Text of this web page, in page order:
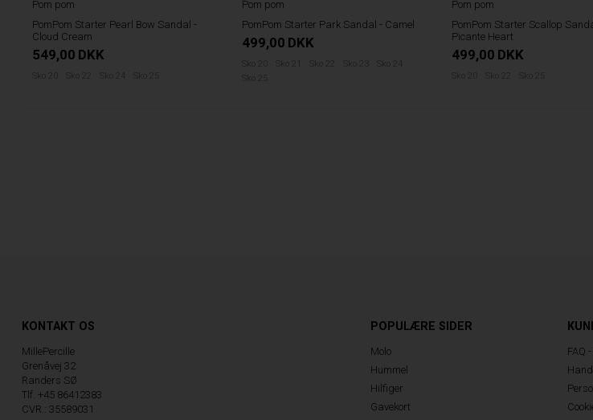
Pom pom
PomPom Starter Pearl Bow Sandal -
Cloud Cream
549,00 DKK
Sko 20 Sko 22 Sko 24 Sko 25
Pom pom
PomPom Starter Park Sandal - Camel
499,00 DKK
Sko 20 Sko 21 Sko 22 Sko 23
Sko 24
Sko 25
Pom pom
PomPom Starter Scallop
Picante Heart
499,00 DKK
Sko 20 Sko 22 Sko 25
KONTAKT OS
MillePercille
Grenåvej 32
Randers SØ
Tlf. +45 86412383
CVR.: 35589031
POPULÆRE SIDER
Molo
Hummel
Hilfiger
Gavekort
FAQ